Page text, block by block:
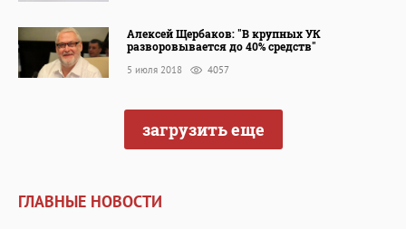
Алексей Щербаков: "В крупных УК
разворовывается до 40% средств"
5 июля 2018 4057
загрузить еще
ГЛАВНЫЕ НОВОСТИ